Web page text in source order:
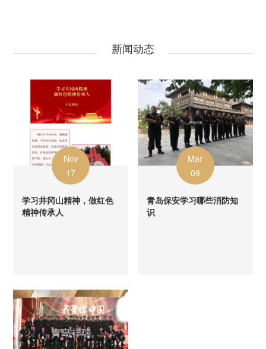
新闻动态
Nov
17
学习井冈山精神，做红色
精神传承人
Mar
09
青岛保安学习哪些消防知
识